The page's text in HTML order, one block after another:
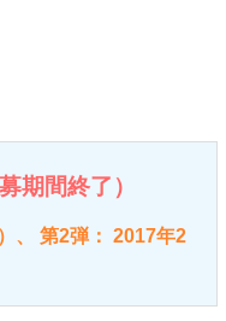
募期間終了）
、 第2弾： 2017年2